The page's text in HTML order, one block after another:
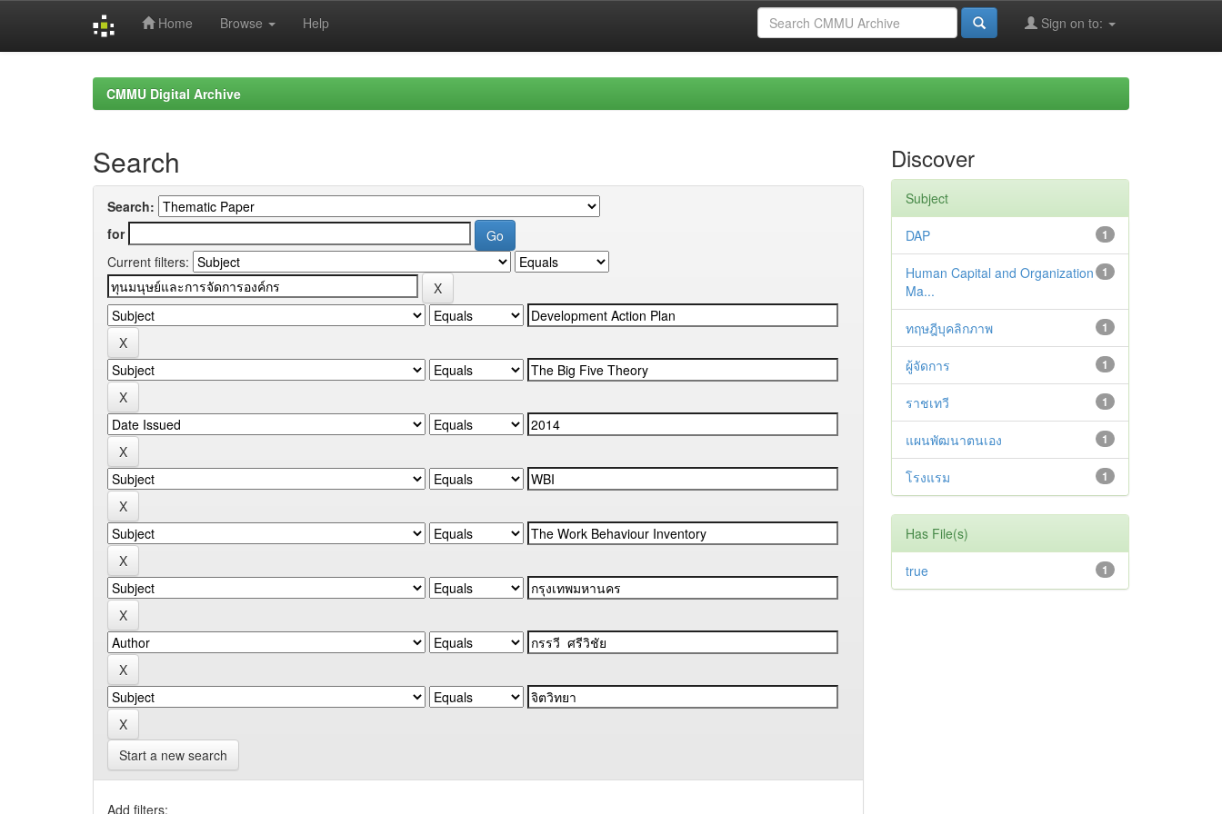
Home Browse Help Sign on to:
CMMU Digital Archive
Search
Search:
for
Current filters:
Start a new search
Add filters:
Discover
Subject
1
DAP
1
Human Capital and Organization
Ma...
1
ทฤษฎีบุคลิกภาพ
1
ผู้จัดการ
1
ราชเทวี
1
แผนพัฒนาตนเอง
1
โรงแรม
Has File(s)
1
true